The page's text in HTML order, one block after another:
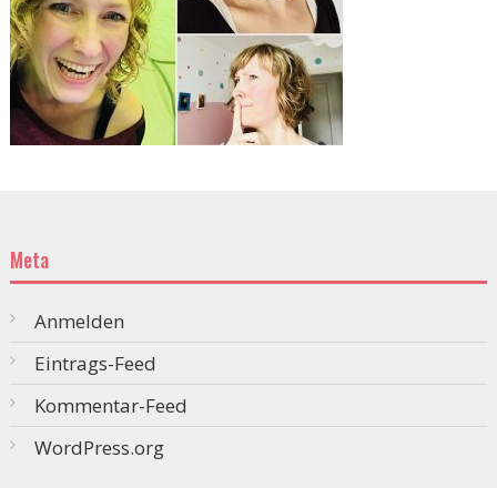
Meta
Anmelden
Eintrags-Feed
Kommentar-Feed
WordPress.org